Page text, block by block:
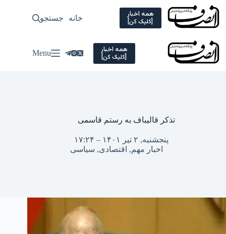
Skip
content
همه اخبار
[کلیک کن] خانه سیاسی
جستجو
همه اخبار
[کلیک کن] Menu
تذکر قالیباف به رستم قاسمی
پنجشنبه, ۲ تیر ۱۴۰۱ – ۱۷:۲۴
اخبار مهم, اقتصادی, سیاسی